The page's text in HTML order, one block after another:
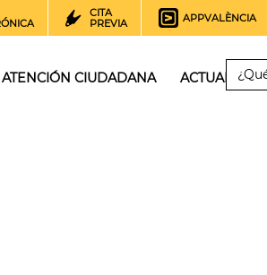
CITA
PREVIA
APPVALÈNCIA
ATENCIÓN CIUDADANA ACTUALIDAD